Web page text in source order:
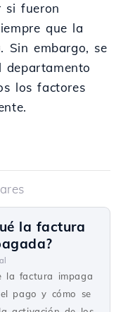
si fueron
que la
Sin embargo, se
departamento
los factores
la factura
la factura impaga
pago y cómo se